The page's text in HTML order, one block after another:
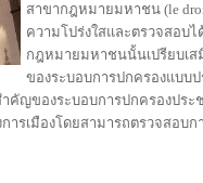
สาขากฎหมายมหาชน (le
ความโปร่งใสและตรวจสอบไ
กฎหมายมหาชนนั้นเปรียบเ
ของระบอบการปกครองแบบป
คัญของระบอบการปกครองประ
การเมืองโดยสามารถตรวจสอบก